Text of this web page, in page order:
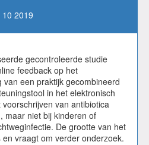
2019
gecontroleerde studie
feedback op het
een praktijk gecombineerd
in het elektronisch
van antibiotica
maar niet bij kinderen of
De grootte van het
vraagt om verder onderzoek.